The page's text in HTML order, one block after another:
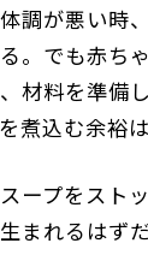
調が悪い時
。でも赤ち
材料を準備
煮込む余裕は
ープをスト
まれるはず